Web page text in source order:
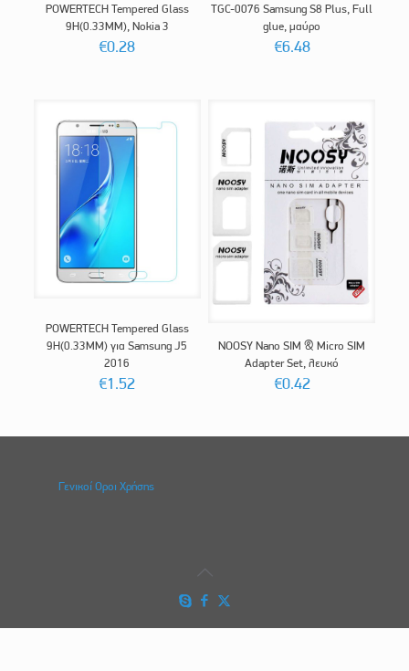
POWERTECH Tempered Glass
9H(0.33MM), Nokia 3
€0.28
TGC-0076 Samsung S8 Plus, Full
glue, μαύρο
€6.48
POWERTECH Tempered Glass
9H(0.33MM) για Samsung J5
2016
€1.52
NOOSY Nano SIM & Micro SIM
Adapter Set, λευκό
€0.42
Γενικοί Οροι Χρήσης